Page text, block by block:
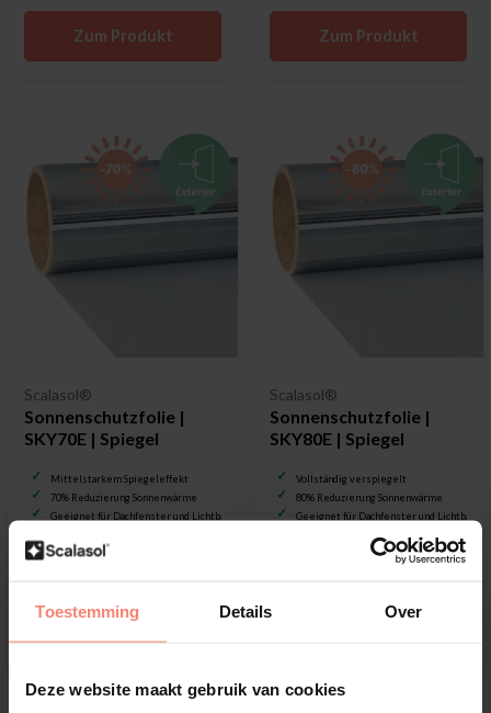
Toestemming Details Over
Deze website maakt gebruik van cookies
Zum Produkt Zum Produkt
Scalasol®
Sonnenschutzfolie |
SKY70E | Spiegel
Mittelstarkem Spiegeleffekt
70% Reduzierung Sonnenwärme
Geeignet für Dachfenster und Lichtbänder
Scalasol®
Sonnenschutzfolie |
SKY80E | Spiegel
Vollständig verspiegelt
80% Reduzierung Sonnenwärme
Geeignet für Dachfenster und Lichtbänder